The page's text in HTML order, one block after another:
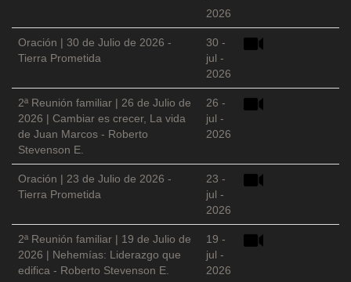
2026
Oración | 30 de Julio de 2026 -
Tierra Prometida
30 -
jul -
2026
2ª Reunión familiar | 26 de Julio de
2026 | Cambiar es crecer, La vida
de Juan Marcos - Roberto
Stevenson E.
26 -
jul -
2026
Oración | 23 de Julio de 2026 -
Tierra Prometida
23 -
jul -
2026
2ª Reunión familiar | 19 de Julio de
2026 | Nehemías: Liderazgo que
edifica - Roberto Stevenson E.
19 -
jul -
2026